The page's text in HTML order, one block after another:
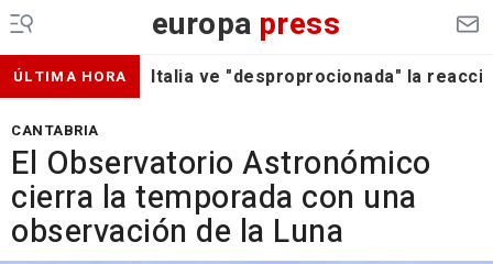
europa press
ÚLTIMA HORA Italia ve "desproprocionada" la
CANTABRIA
El Observatorio Astronómico
cierra la temporada con una
observación de la Luna